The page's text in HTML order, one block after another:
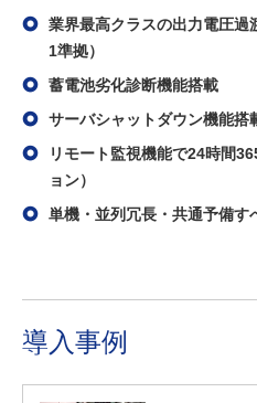
業界最高クラスの出力電圧過
1準拠）
蓄電池劣化診断機能搭載
サーバシャットダウン機能搭
リモート監視機能で24時間
ョン）
単機・並列冗長・共通予備す
導入事例